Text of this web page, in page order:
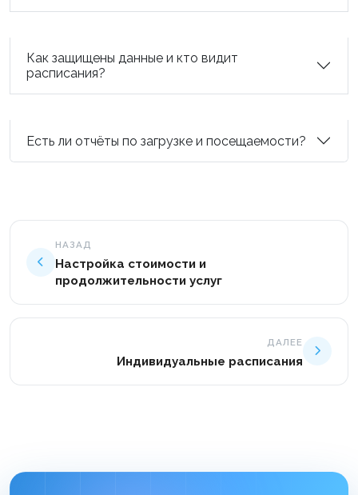
Как защищены данные и кто видит
расписания?
Есть ли отчёты по загрузке и посещаемости?
НАЗАД
Настройка стоимости и
продолжительности услуг
ДАЛЕЕ
Индивидуальные расписания